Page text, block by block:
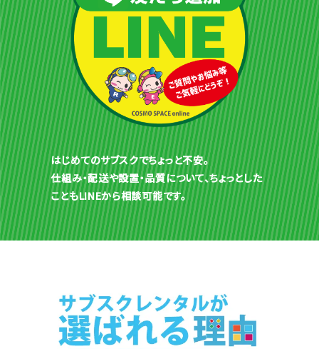
はじめてのサブスクでちょっと不安。
仕組み・配送や設置・品質について、ちょっとした
こともLINEから相談可能です。